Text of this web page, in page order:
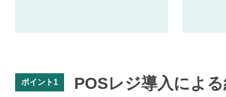
ポイント1 POSレジ導入によ